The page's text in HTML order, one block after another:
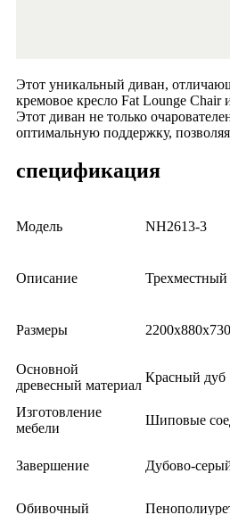
Этот уникальный диван,
кремовое кресло Fat Lounge Chair
Этот диван не только
оптимальную поддержку,
спецификация
Модель NH2613-3
Описание Трехместный
Размеры
Основной
древесный материал
Красный дуб
Изготовление
мебели
Шиповые
Завершение Дубово-
Обивочный